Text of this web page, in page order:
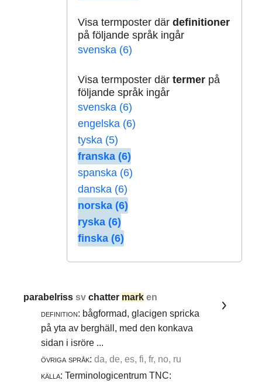
Visa termposter där definitioner
på följande språk ingår
svenska (6)
Visa termposter där termerpå
följande språk ingår
svenska (6)
engelska (6)
tyska (5)
franska (6)
spanska (6)
danska (6)
norska (6)
ryska (6)
finska (6)
parabelrisssvchatter mark en
definition: bågformad, glacigen spricka
på yta av berghäll, med den konkava
sidan i isröre ...
övriga språk: da, de, es, fi, fr, no, ru
källa: Terminologicentrum TNC: